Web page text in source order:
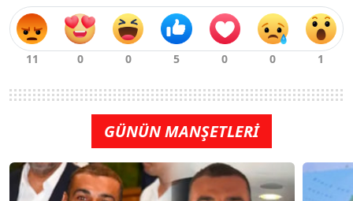
GÜNÜN MANŞETLERİ